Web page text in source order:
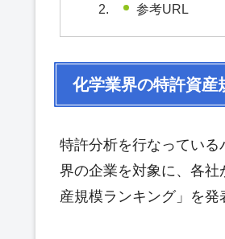
参考URL
化学業界の特許資
特許分析を行なってい
界の企業を対象に、各
産規模ランキング」を発